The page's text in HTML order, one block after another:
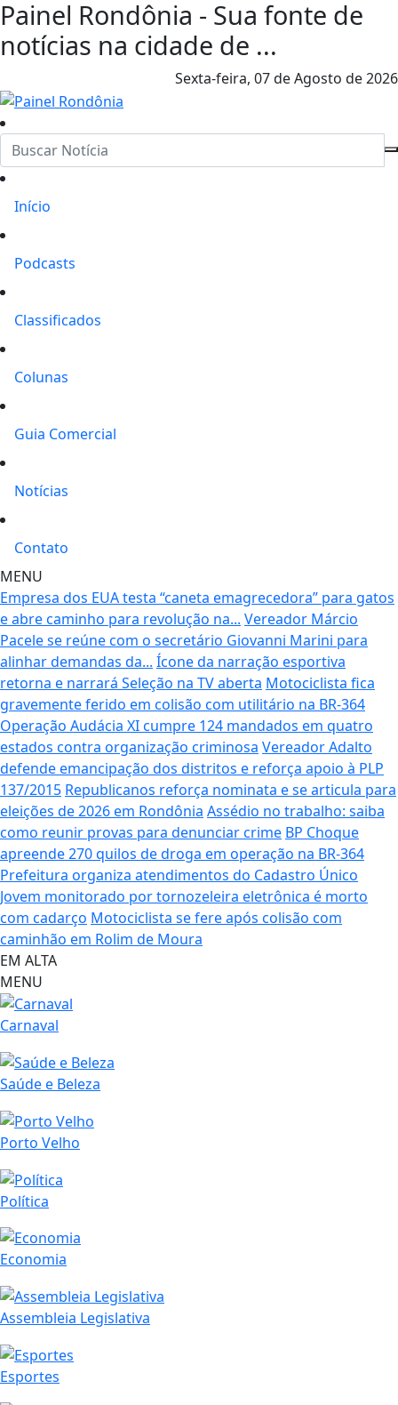
Painel Rondônia - Sua fonte de
notícias na cidade de ...
Sexta-feira, 07 de Agosto de 2026
Início
Podcasts
Classificados
Colunas
Guia Comercial
Notícias
Contato
MENU
Empresa dos EUA testa “caneta emagrecedora” para gatos
e abre caminho para revolução na... Vereador Márcio
Pacele se reúne com o secretário Giovanni Marini para
alinhar demandas da... Ícone da narração esportiva
retorna e narrará Seleção na TV aberta Motociclista fica
gravemente ferido em colisão com utilitário na BR-364
Operação Audácia XI cumpre 124 mandados em quatro
estados contra organização criminosa Vereador Adalto
defende emancipação dos distritos e reforça apoio à PLP
137/2015 Republicanos reforça nominata e se articula para
eleições de 2026 em Rondônia Assédio no trabalho: saiba
como reunir provas para denunciar crime BP Choque
apreende 270 quilos de droga em operação na BR-364
Prefeitura organiza atendimentos do Cadastro Único
Jovem monitorado por tornozeleira eletrônica é morto
com cadarço Motociclista se fere após colisão com
caminhão em Rolim de Moura
EM ALTA
MENU
Carnaval
Saúde e Beleza
Porto Velho
Política
Economia
Assembleia Legislativa
Esportes